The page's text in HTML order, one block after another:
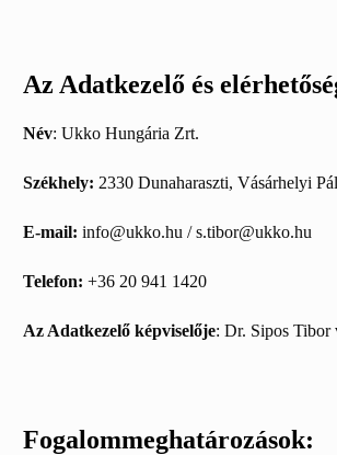
Az Adatkezelő és
Név: Ukko Hungária Zrt.
Székhely: 2330 Dunaharaszti, Vásárhelyi
E-mail: info@ukko.hu / s.tibor@ukko.hu
Telefon: +36 20 941 1420
Az Adatkezelő képviselője: Dr. Sipos Tibor
Fogalommeghatározások: